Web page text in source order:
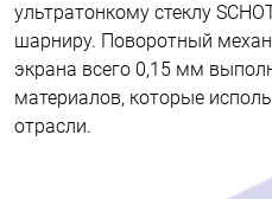
ультратонкому стеклу
шарниру. Поворотный
экрана всего 0,15 мм
материалов, которые
отрасли.